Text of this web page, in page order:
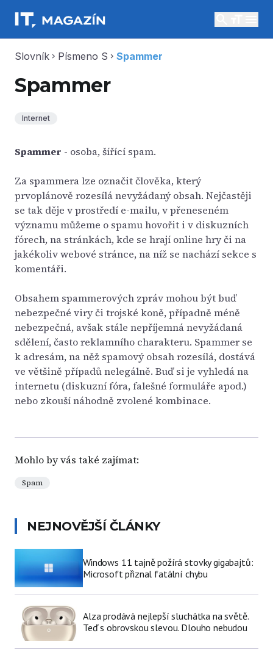
Slovník chevron_right Písmeno S chevron_right Spammer
Spammer
Internet
Spammer - osoba, šířící spam.
Za spammera lze označit člověka, který
prvoplánově rozesílá nevyžádaný obsah. Nejčastěji
se tak děje v prostředí e-mailu, v přeneseném
významu můžeme o spamu hovořit i v diskuzních
fórech, na stránkách, kde se hrají online hry či na
jakékoliv webové stránce, na níž se nachází sekce s
komentáři.
Obsahem spammerových zpráv mohou být buď
nebezpečné viry či trojské koně, případně méně
nebezpečná, avšak stále nepříjemná nevyžádaná
sdělení, často reklamního charakteru. Spammer se
k adresám, na něž spamový obsah rozesílá, dostává
ve většině případů nelegálně. Buď si je vyhledá na
internetu (diskuzní fóra, falešné formuláře apod.)
nebo zkouší náhodně zvolené kombinace.
Mohlo by vás také zajímat:
Spam
NEJNOVĚJŠÍ ČLÁNKY
Windows 11 tajně požírá stovky gigabajtů:
Microsoft přiznal fatální chybu
Alza prodává nejlepší sluchátka na světě.
Teď s obrovskou slevou. Dlouho nebudou